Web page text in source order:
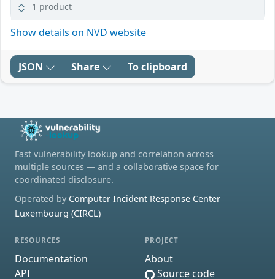
1 product
Show details on NVD website
JSON Share To clipboard
Fast vulnerability lookup and correlation across
multiple sources — and a collaborative space for
coordinated disclosure.
Operated by Computer Incident Response Center
Luxembourg (CIRCL)
RESOURCES
Documentation
API
PROJECT
About
Source code